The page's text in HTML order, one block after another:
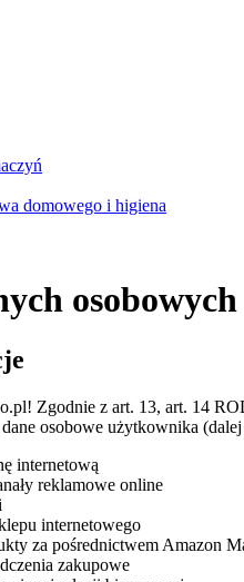
domowego i higiena
osobowych
Zgodnie z art. 13, art. 14
osobowe użytkownika
internetową
reklamowe online
internetowego
za pośrednictwem Amazon
zakupowe